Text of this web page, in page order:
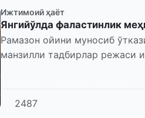
Ижтимоий ҳаёт
Янгийўлда фаластинлик
Рамазон ойини муносиб
манзилли тадбирлар режаси
2487